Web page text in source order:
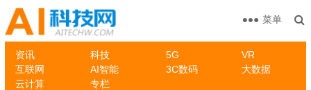
资讯 科技 5G
VR
互联网
AI智能 3C数码
大数据
云计算
专栏
菜单